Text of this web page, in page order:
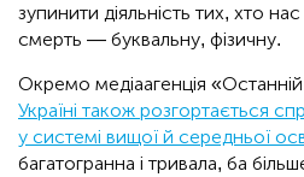
зупинити діяльність тих, хто
смерть — буквальну, фізичну.
Окремо медіаагенція
Україні також розгортається
у системі вищої й середньої
багатогранна і тривала, ба